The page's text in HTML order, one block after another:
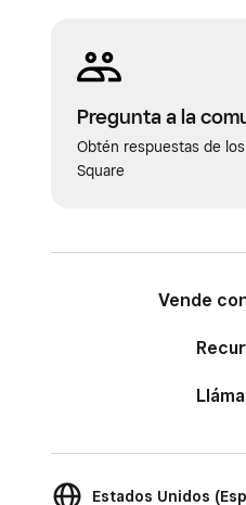
Pregunta a la
Obtén respuestas de
Square
Vende
Estados Unidos